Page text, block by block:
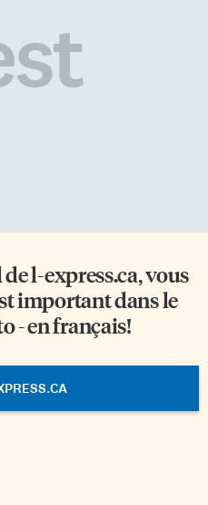
del-express.ca, vous
important dans le
- en français!